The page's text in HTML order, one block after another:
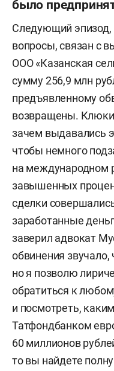
было
Следующий эпизод,
вопросы, связан с
ООО «Казанская
сумму 256,9 млн
предъявленному
возвращены.
зачем выдавались
чтобы немного
на международном
завышенных
сделки
заработанные
заверил адвокат
обвинения звучало,
но я позволю
обратиться к
и посмотреть,
Татфондбанком
60 миллионов
то вы найдете